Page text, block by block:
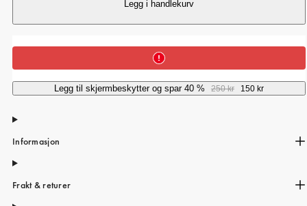
iPhone 15
iPhone 14 Pro
iPhone 13
Alle telefonmodeller
Legg i handlekurv
Legg til skjermbeskytter og spar 40 % 250 kr 150 kr
Informasjon
Frakt & returer